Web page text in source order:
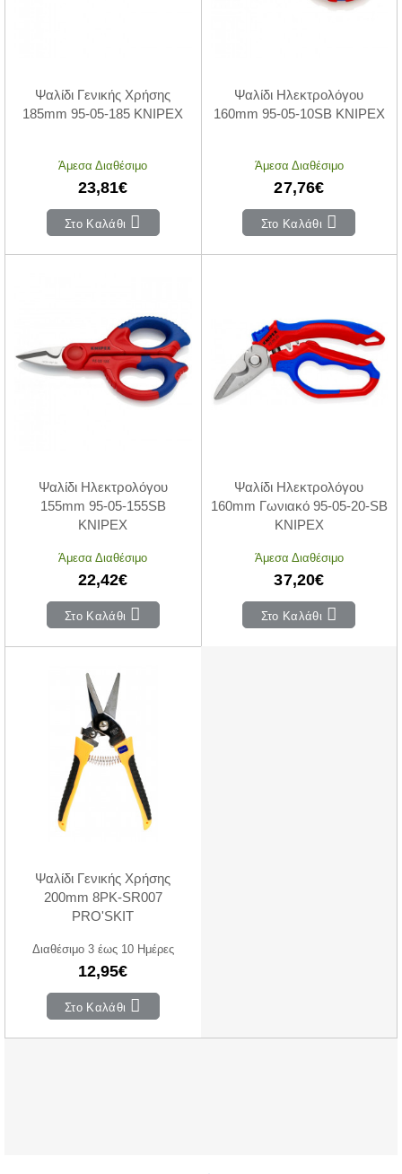
Ψαλίδι Γενικής Χρήσης
185mm 95-05-185 KNIPEX
Άμεσα Διαθέσιμο
23,81€
Στο Καλάθι
Ψαλίδι Ηλεκτρολόγου
160mm 95-05-10SB KNIPEX
Άμεσα Διαθέσιμο
27,76€
Στο Καλάθι
Ψαλίδι Ηλεκτρολόγου
155mm 95-05-155SB
KNIPEX
Άμεσα Διαθέσιμο
22,42€
Στο Καλάθι
Ψαλίδι Ηλεκτρολόγου
160mm Γωνιακό 95-05-20-SB
KNIPEX
Άμεσα Διαθέσιμο
37,20€
Στο Καλάθι
Ψαλίδι Γενικής Χρήσης
200mm 8PK-SR007
PRO'SKIT
Διαθέσιμο 3 έως 10 Ημέρες
12,95€
Στο Καλάθι